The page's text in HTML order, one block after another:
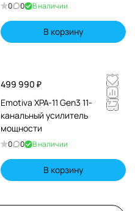
0 0 В наличии
В корзину
499 990 ₽
Emotiva XPA-11 Gen3 11-
канальный усилитель
мощности
0 0 В наличии
В корзину